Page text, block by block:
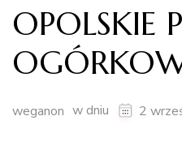
OPOLSKIE
weganon w dniu 2